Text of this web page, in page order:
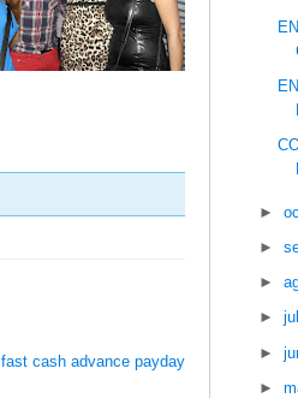
fast cash advance payday
►
►
►
►
►
►